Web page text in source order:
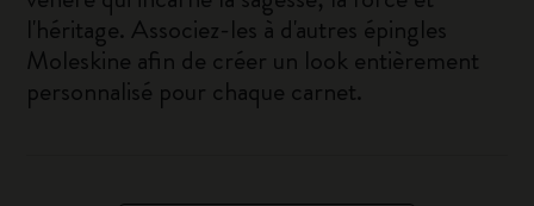
l'héritage. Associez-les à d'autres épingles
Moleskine afin de créer un look entièrement
personnalisé pour chaque carnet.